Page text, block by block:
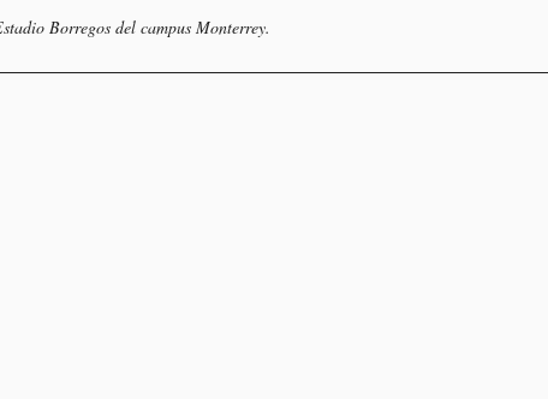
Borregos del campus Monterrey.